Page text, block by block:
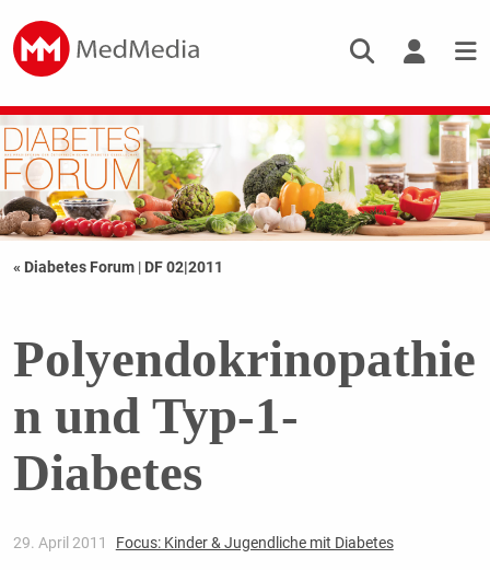
« Diabetes Forum | DF 02|2011
Polyendokrinopathie
n und Typ-1-
Diabetes
29. April 2011 Focus: Kinder & Jugendliche mit Diabetes